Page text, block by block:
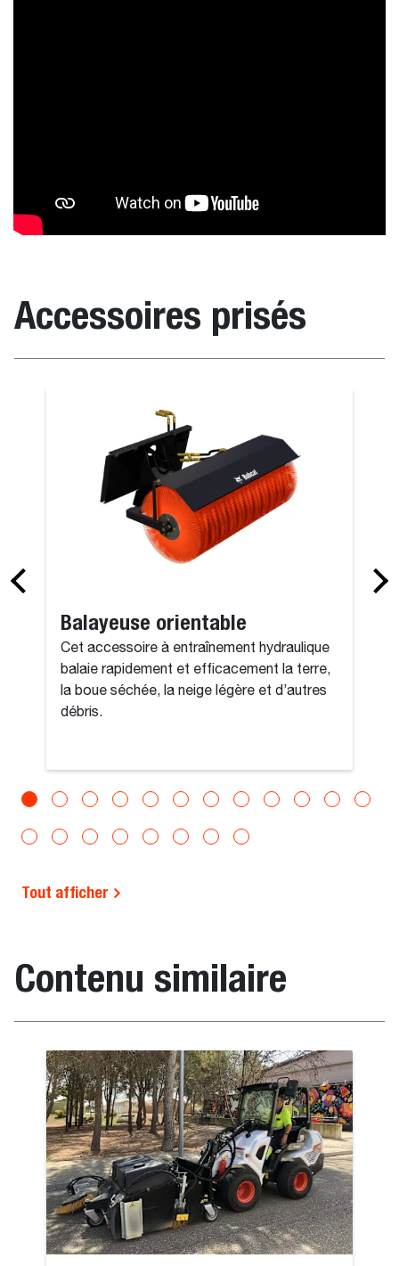
Accessoires prisés
Balayeuse orientable
Cet accessoire à entraînement hydraulique
balaie rapidement et efficacement la terre,
la boue séchée, la neige légère et d’autres
débris.
Tout afficher
Contenu similaire